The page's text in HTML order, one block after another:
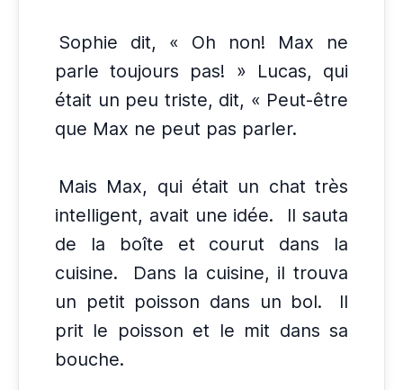
Sophie dit, « Oh non! Max ne
parle toujours pas! » Lucas, qui
était un peu triste, dit, « Peut-être
que Max ne peut pas parler.
Mais Max, qui était un chat très
intelligent, avait une idée.
Il sauta
de la boîte et courut dans la
cuisine.
Dans la cuisine, il trouva
un petit poisson dans un bol.
Il
prit le poisson et le mit dans sa
bouche.